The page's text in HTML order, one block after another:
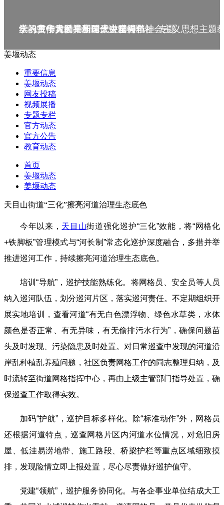
庆祝中华人民共和国成立75周年
学习贯彻党的二十届三中全会精神_专题
党的二十大精神理论大讲堂--理论
学习宣传贯彻党的二十大精神
学习贯彻习近平新时代中国特色社会主义思想主题
姜堰动态
重要信息
姜堰动态
网友投稿
视频展播
专题专栏
官方动态
官方公告
教育动态
首页
姜堰动态
姜堰动态
天目山街道“三化”擦亮河道治理生态底色
今年以来， 天目山街道强化巡护“三化”效能，将“网格化
+铁脚板”管理模式与“河长制”常态化巡护深度融合，多措并举
推进巡河工作，持续擦亮河道治理生态底色。
培训“导航”，巡护技能熟练化。将网格员、安全员等人员
纳入巡河队伍，划分巡河片区，落实巡河责任。不定期组织开
展实地培训，查看河道“有无白色漂浮物、绿色水草类，水体
颜色是否正常、有无异味，有无偷排污水行为”，确保问题苗
头及时发现、污染隐患及时处置。对日常巡查中发现的河道沿
岸乱种植乱养殖问题，社区负责网格工作的同志整理归纳，及
时流转至街道网格指挥中心，再由上级主管部门指导处置，确
保巡查工作取得实效。
加码“护航”，巡护目标多样化。除“标准动作”外，网格员
还根据河道特点，巡查网格片区内河道水位情况，对危旧房
屋、低洼易涝地带、施工路段、桥梁护栏等重点区域细致摸
排，发现险情立即上报处置，尽心尽责做好巡护值守。
党建“领航”，巡护服务协同化。与各企事业单位结成大工